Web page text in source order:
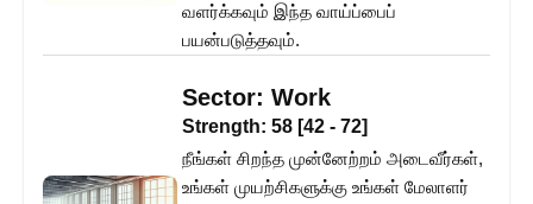
வளர்க்கவும் இந்த வாய்ப்பைப்
பயன்படுத்தவும்.
Sector: Work
Strength: 58 [42 - 72]
நீங்கள் சிறந்த முன்னேற்றம் அடைவீர்கள்,
உங்கள் முயற்சிகளுக்கு உங்கள் மேலாளர்